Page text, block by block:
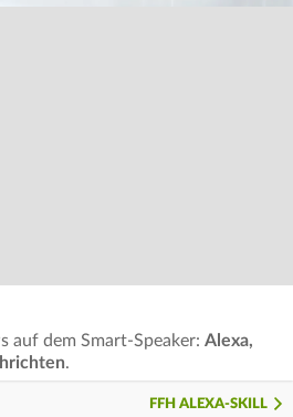
auf dem Smart-Speaker: Alexa,
.
FFH ALEXA-SKILL